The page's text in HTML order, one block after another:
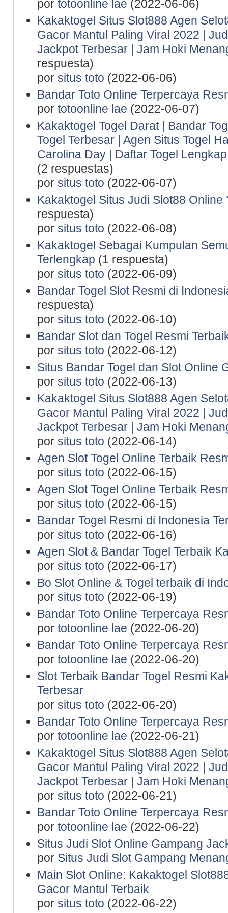
por totoonline lae (2022-06-06)
Kakaktogel Situs Slot888 Agen
Gacor Mantul Paling Viral 2022 |
Jackpot Terbesar | Jam Hoki
respuesta)
por situs toto (2022-06-06)
Bandar Toto Online Terpercaya
por totoonline lae (2022-06-07)
Kakaktogel Togel Darat | Bandar
Togel Terbesar | Agen Situs Togel
Carolina Day | Daftar Togel
(2 respuestas)
por situs toto (2022-06-07)
Kakaktogel Situs Judi Slot88 Online
respuesta)
por situs toto (2022-06-08)
Kakaktogel Sebagai Kumpulan
Terlengkap (1 respuesta)
por situs toto (2022-06-09)
Bandar Togel Slot Resmi di
respuesta)
por situs toto (2022-06-10)
Bandar Slot dan Togel Resmi
por situs toto (2022-06-12)
Situs Bandar Togel dan Slot Online
por situs toto (2022-06-13)
Kakaktogel Situs Slot888 Agen
Gacor Mantul Paling Viral 2022 |
Jackpot Terbesar | Jam Hoki
por situs toto (2022-06-14)
Agen Slot Togel Online Terbaik
por situs toto (2022-06-15)
Agen Slot Togel Online Terbaik
por situs toto (2022-06-15)
Bandar Togel Resmi di Indonesia
por situs toto (2022-06-16)
Agen Slot & Bandar Togel Terbaik
por situs toto (2022-06-17)
Bo Slot Online & Togel terbaik di
por situs toto (2022-06-19)
Bandar Toto Online Terpercaya
por totoonline lae (2022-06-20)
Bandar Toto Online Terpercaya
por totoonline lae (2022-06-20)
Slot Terbaik Bandar Togel Resmi
Terbesar
por situs toto (2022-06-20)
Bandar Toto Online Terpercaya
por totoonline lae (2022-06-21)
Kakaktogel Situs Slot888 Agen
Gacor Mantul Paling Viral 2022 |
Jackpot Terbesar | Jam Hoki
por situs toto (2022-06-21)
Bandar Toto Online Terpercaya
por totoonline lae (2022-06-22)
Situs Judi Slot Online Gampang
por Situs Judi Slot Gampang
Main Slot Online: Kakaktogel
Gacor Mantul Terbaik
por situs toto (2022-06-22)